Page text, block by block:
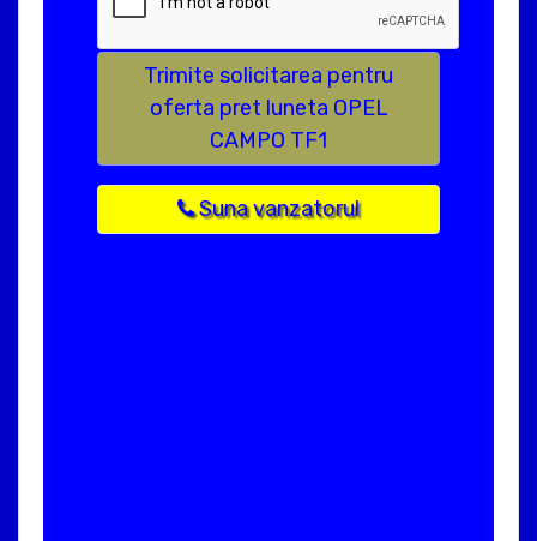
Trimite solicitarea pentru
oferta pret luneta OPEL
CAMPO TF1
Suna vanzatorul